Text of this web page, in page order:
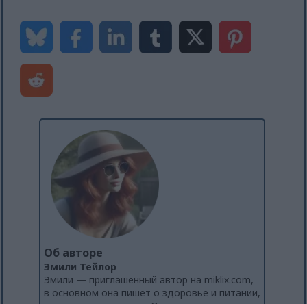
Об авторе
Эмили Тейлор
Эмили — приглашенный автор на miklix.com,
в основном она пишет о здоровье и питании,